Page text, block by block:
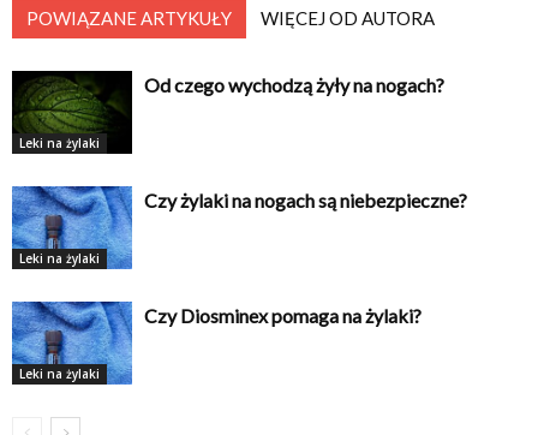
POWIĄZANE ARTYKUŁY WIĘCEJ OD AUTORA
Leki na żylaki
Od czego wychodzą żyły na nogach?
Leki na żylaki
Czy żylaki na nogach są niebezpieczne?
Leki na żylaki
Czy Diosminex pomaga na żylaki?